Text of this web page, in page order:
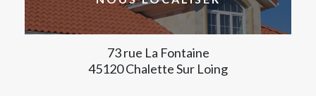
73 rue La Fontaine
45120 Chalette Sur Loing